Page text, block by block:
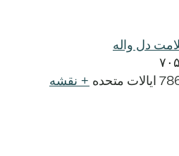
دل واله
ایالات متحده + نقشه